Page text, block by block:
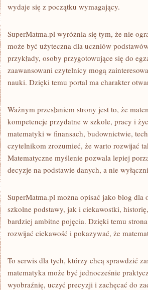
wydaje się z początku wymagający.
SuperMatma.pl wyróżnia się tym, że nie
może być użyteczna dla uczniów
przykłady, osoby przygotowujące się do
zaawansowani czytelnicy mogą
nauki. Dzięki temu portal ma charakter
Ważnym przesłaniem strony jest to, że
kompetencje przydatne w szkole, pracy i
matematyki w finansach, budownictwie,
czytelnikom zrozumieć, że warto rozwijać
Matematyczne myślenie pozwala lepiej
decyzje na podstawie danych, a nie
SuperMatma.pl można opisać jako blog
szkolne podstawy, jak i ciekawostki,
bardziej ambitne pojęcia. Dzięki temu
rozwijać ciekawość i pokazywać, że
To serwis dla tych, którzy chcą sprawdzić
matematyka może być jednocześnie
wyobraźnię, uczyć precyzji i zachęcać do